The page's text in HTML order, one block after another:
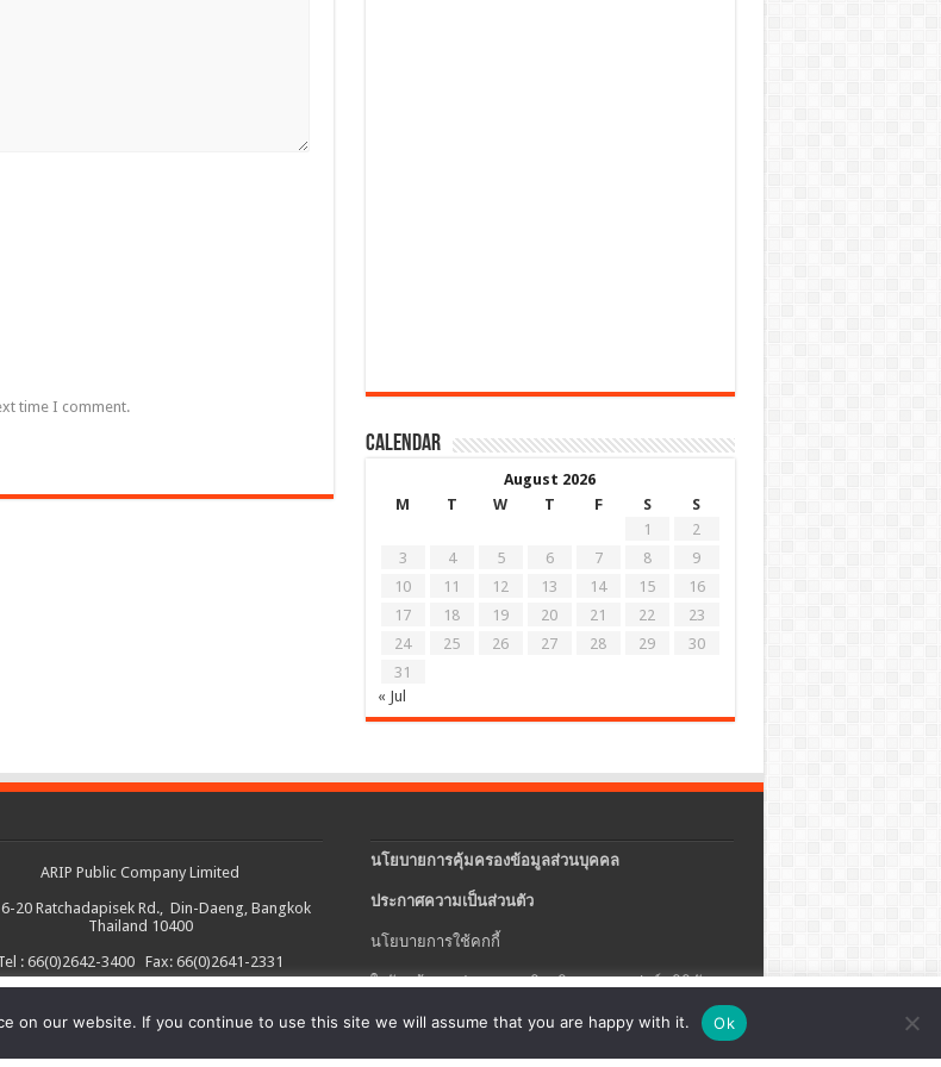
time I comment.
Calendar
August 2026
M
T W T F S
S
1
2
3
4 5 6 7 8
9
10
11 12 13 14 15
16
17
18 19 20 21 22
23
24
25 26 27 28 29
30
31
« Jul
ARIP Public Company Limited
20 Ratchadapisek Rd., Din-Daeng, Bangkok
Thailand 10400
: 66(0)2642-3400 Fax: 66(0)2641-2331
นโยบายการคุ้มครองข้อมูลส่วนบุคคล
ประกาศความเป็นส่วนตัว
นโยบายการใช้คกกี้
ใบรับแจ้งการประกอบธุรกิจบริการแพลตฟอร์มดิจิทัล
นโยบายความปลอดภัยของข้อมูลสารสนเทศ
ติมได้ใน นโยบายคุกกี้
on our website. If you continue to use this site we will assume that you are happy with it. Ok